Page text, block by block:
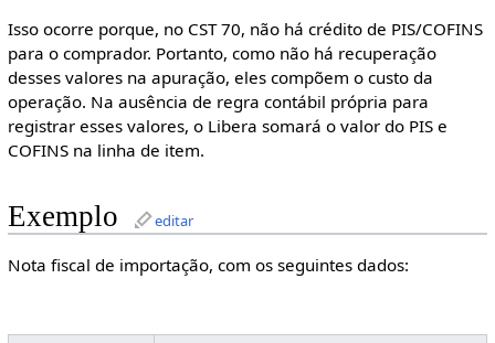
Isso ocorre porque, no CST 70, não há crédito de PIS/COFINS
para o comprador. Portanto, como não há recuperação
desses valores na apuração, eles compõem o custo da
operação. Na ausência de regra contábil própria para
registrar esses valores, o Libera somará o valor do PIS e
COFINS na linha de item.
Exemplo editar
Nota fiscal de importação, com os seguintes dados: